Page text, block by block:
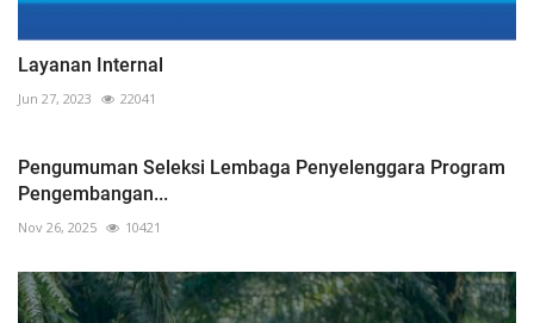
Layanan Internal
Jun 27, 2023 22041
Pengumuman Seleksi Lembaga Penyelenggara Program
Pengembangan...
Nov 26, 2025 10421